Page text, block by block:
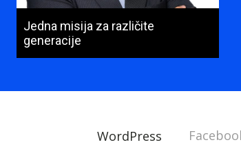
Jedna misija za različite
generacije
WordPress